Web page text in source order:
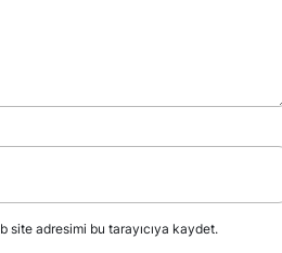
site adresimi bu tarayıcıya kaydet.